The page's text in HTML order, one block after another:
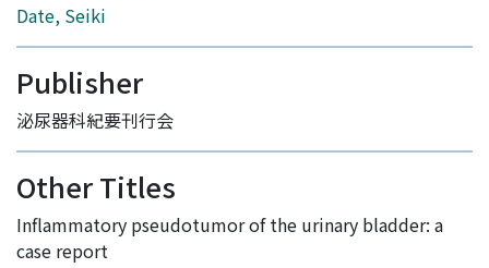
Date, Seiki
Publisher
泌尿器科紀要刊行会
Other Titles
Inflammatory pseudotumor of the urinary bladder: a
case report